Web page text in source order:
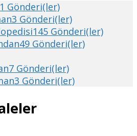
Gönderi(ler)
3 Gönderi(ler)
145 Gönderi(ler)
49 Gönderi(ler)
7 Gönderi(ler)
3 Gönderi(ler)